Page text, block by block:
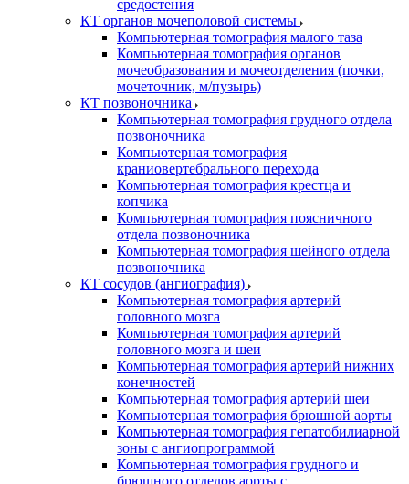
средостения
КТ органов мочеполовой системы
Компьютерная томография малого таза
Компьютерная томография органов
мочеобразования и мочеотделения (почки,
мочеточник, м/пузырь)
КТ позвоночника
Компьютерная томография грудного отдела
позвоночника
Компьютерная томография
краниовертебрального перехода
Компьютерная томография крестца и
копчика
Компьютерная томография поясничного
отдела позвоночника
Компьютерная томография шейного отдела
позвоночника
КТ сосудов (ангиография)
Компьютерная томография артерий
головного мозга
Компьютерная томография артерий
головного мозга и шеи
Компьютерная томография артерий нижних
конечностей
Компьютерная томография артерий шеи
Компьютерная томография брюшной аорты
Компьютерная томография гепатобилиарной
зоны с ангиопрограммой
Компьютерная томография грудного и
брюшного отделов аорты с